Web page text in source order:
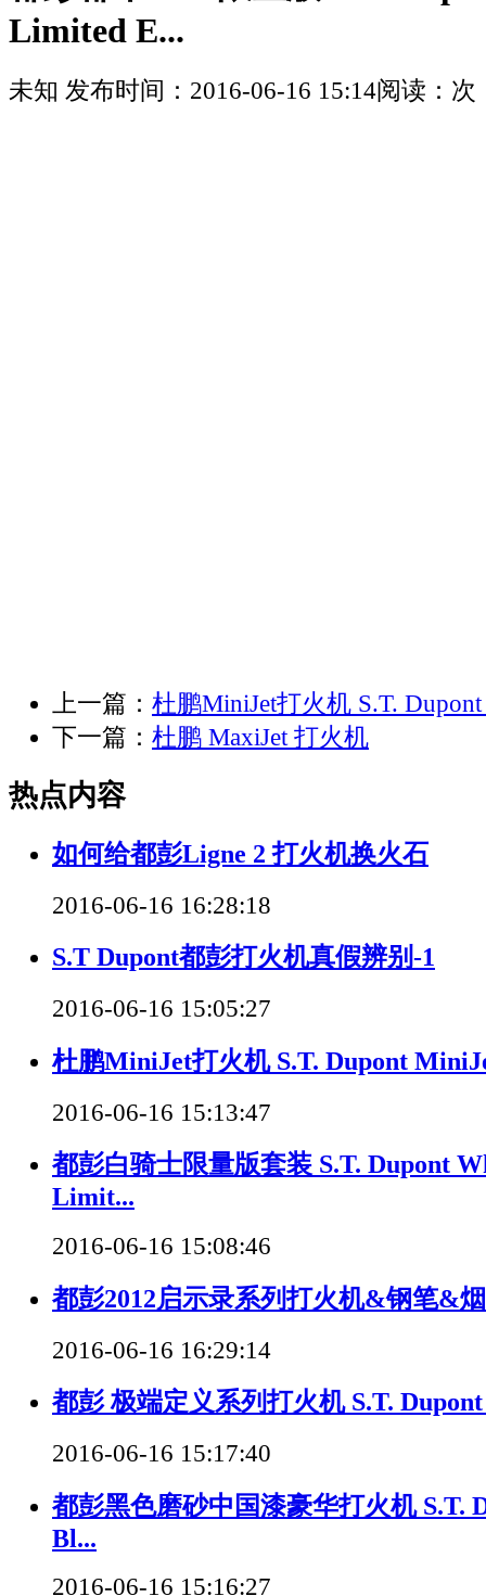
Limited E...
未知 发布时间： 2016-06-16 15:14阅读： 次
上一篇： 杜鹏MiniJet打火机 S.T.
下一篇： 杜鹏 MaxiJet 打火机
热点内容
如何给都彭Ligne 2 打火机换火石
2016-06-16 16:28:18
S.T Dupont都彭打火机真假辨别-1
2016-06-16 15:05:27
杜鹏MiniJet打火机 S.T. Dupont
2016-06-16 15:13:47
都彭白骑士限量版套装 S.T. Dupont
Limit...
2016-06-16 15:08:46
都彭2012启示录系列打火机&钢笔&
2016-06-16 16:29:14
都彭 极端定义系列打火机 S.T.
2016-06-16 15:17:40
都彭黑色磨砂中国漆豪华打火机 S.T.
Bl...
2016-06-16 15:16:27